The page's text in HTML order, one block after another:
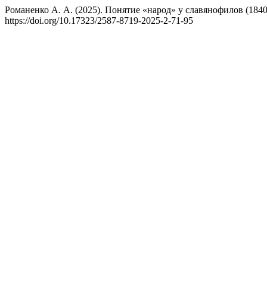
Романенко А. А. (2025). Понятие «народ» у славянофилов
https://doi.org/10.17323/2587-8719-2025-2-71-95